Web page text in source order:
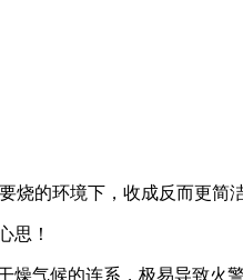
的环境下，收成反而更简洁
思！
气候的连系，极易导致火